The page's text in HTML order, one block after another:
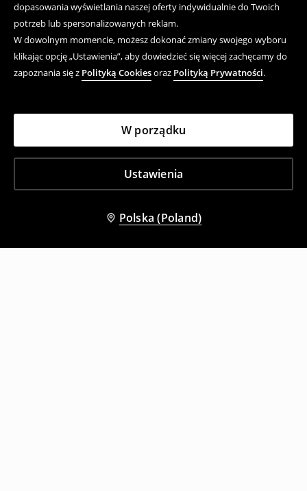
dopasowania wyświetlania naszej oferty indywidualnie do Twoich
potrzeb lub spersonalizowanych reklam.
W dowolnym momencie, możesz dokonać zmiany swojego wyboru
klikając opcję „Ustawienia”, aby dowiedzieć się więcej zachęcamy do
zapoznania się z Polityką Cookiesoraz Polityką Prywatności.
Ustawienia
W porządku
Polska (Poland)